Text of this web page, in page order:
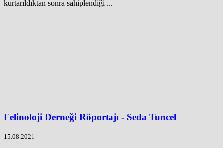
kurtarıldıktan sonra sahiplendiği ...
Felinoloji Derneği Röportajı - Seda Tuncel
15.08.2021